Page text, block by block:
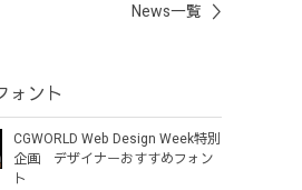
News一覧
ォント
CGWORLD Web Design Week特別
企画 デザイナーおすすめフォン
ト